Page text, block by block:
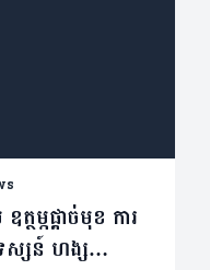
ម្ភផ្តាច់មុខ ការ
ស្សន៍ ហង្ស